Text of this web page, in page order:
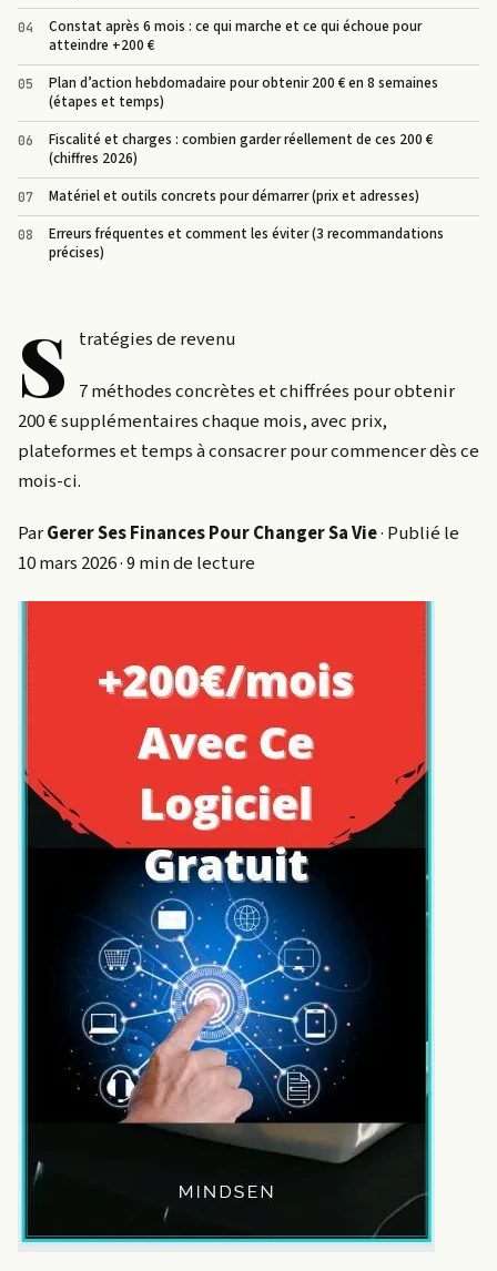
Constat après 6 mois : ce qui marche et ce qui échoue pour
atteindre +200 €
Plan d’action hebdomadaire pour obtenir 200 € en 8 semaines
(étapes et temps)
Fiscalité et charges : combien garder réellement de ces 200 €
(chiffres 2026)
Matériel et outils concrets pour démarrer (prix et adresses)
Erreurs fréquentes et comment les éviter (3 recommandations
précises)
S tratégies de revenu
7 méthodes concrètes et chiffrées pour obtenir
200 € supplémentaires chaque mois, avec prix,
plateformes et temps à consacrer pour commencer dès ce
mois-ci.
ParGerer Ses Finances Pour Changer Sa Vie· Publié le
10 mars 2026 · 9 min de lecture